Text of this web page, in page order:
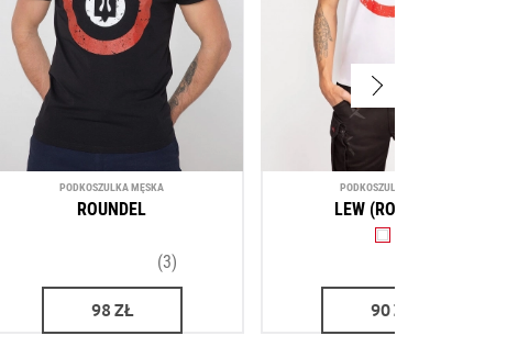
PODKOSZULKA MĘSKA
ROUNDEL
(3)
98 ZŁ
PODKOSZULKA MĘSKA
LEW (ROUNDEL)
90ZŁ